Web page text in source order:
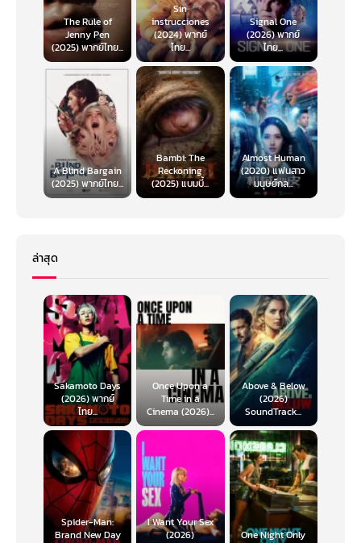
The Rule of
Jenny Pen
(2025) พากย์ไทย...
Sin
instrucciones
(2024) พากย์
ไทย...
Signal One
(2026) พากย์
ไทย...
A Blind Bargain
(2025) พากย์ไทย...
Bambi: The
Reckoning
(2025) แบมบี้...
Almost Human
(2020) แฟนสาว
มนุษย์กล...
ล่าสุด
Sakamoto Days
(2026) พากย์
ไทย...
Once Upon a
Time in a
Cinema (2026)...
Above & Below
(2026)
SoundTrack...
Spider-Man:
Brand New Day
I Want Your Sex
(2026)
One Night Only